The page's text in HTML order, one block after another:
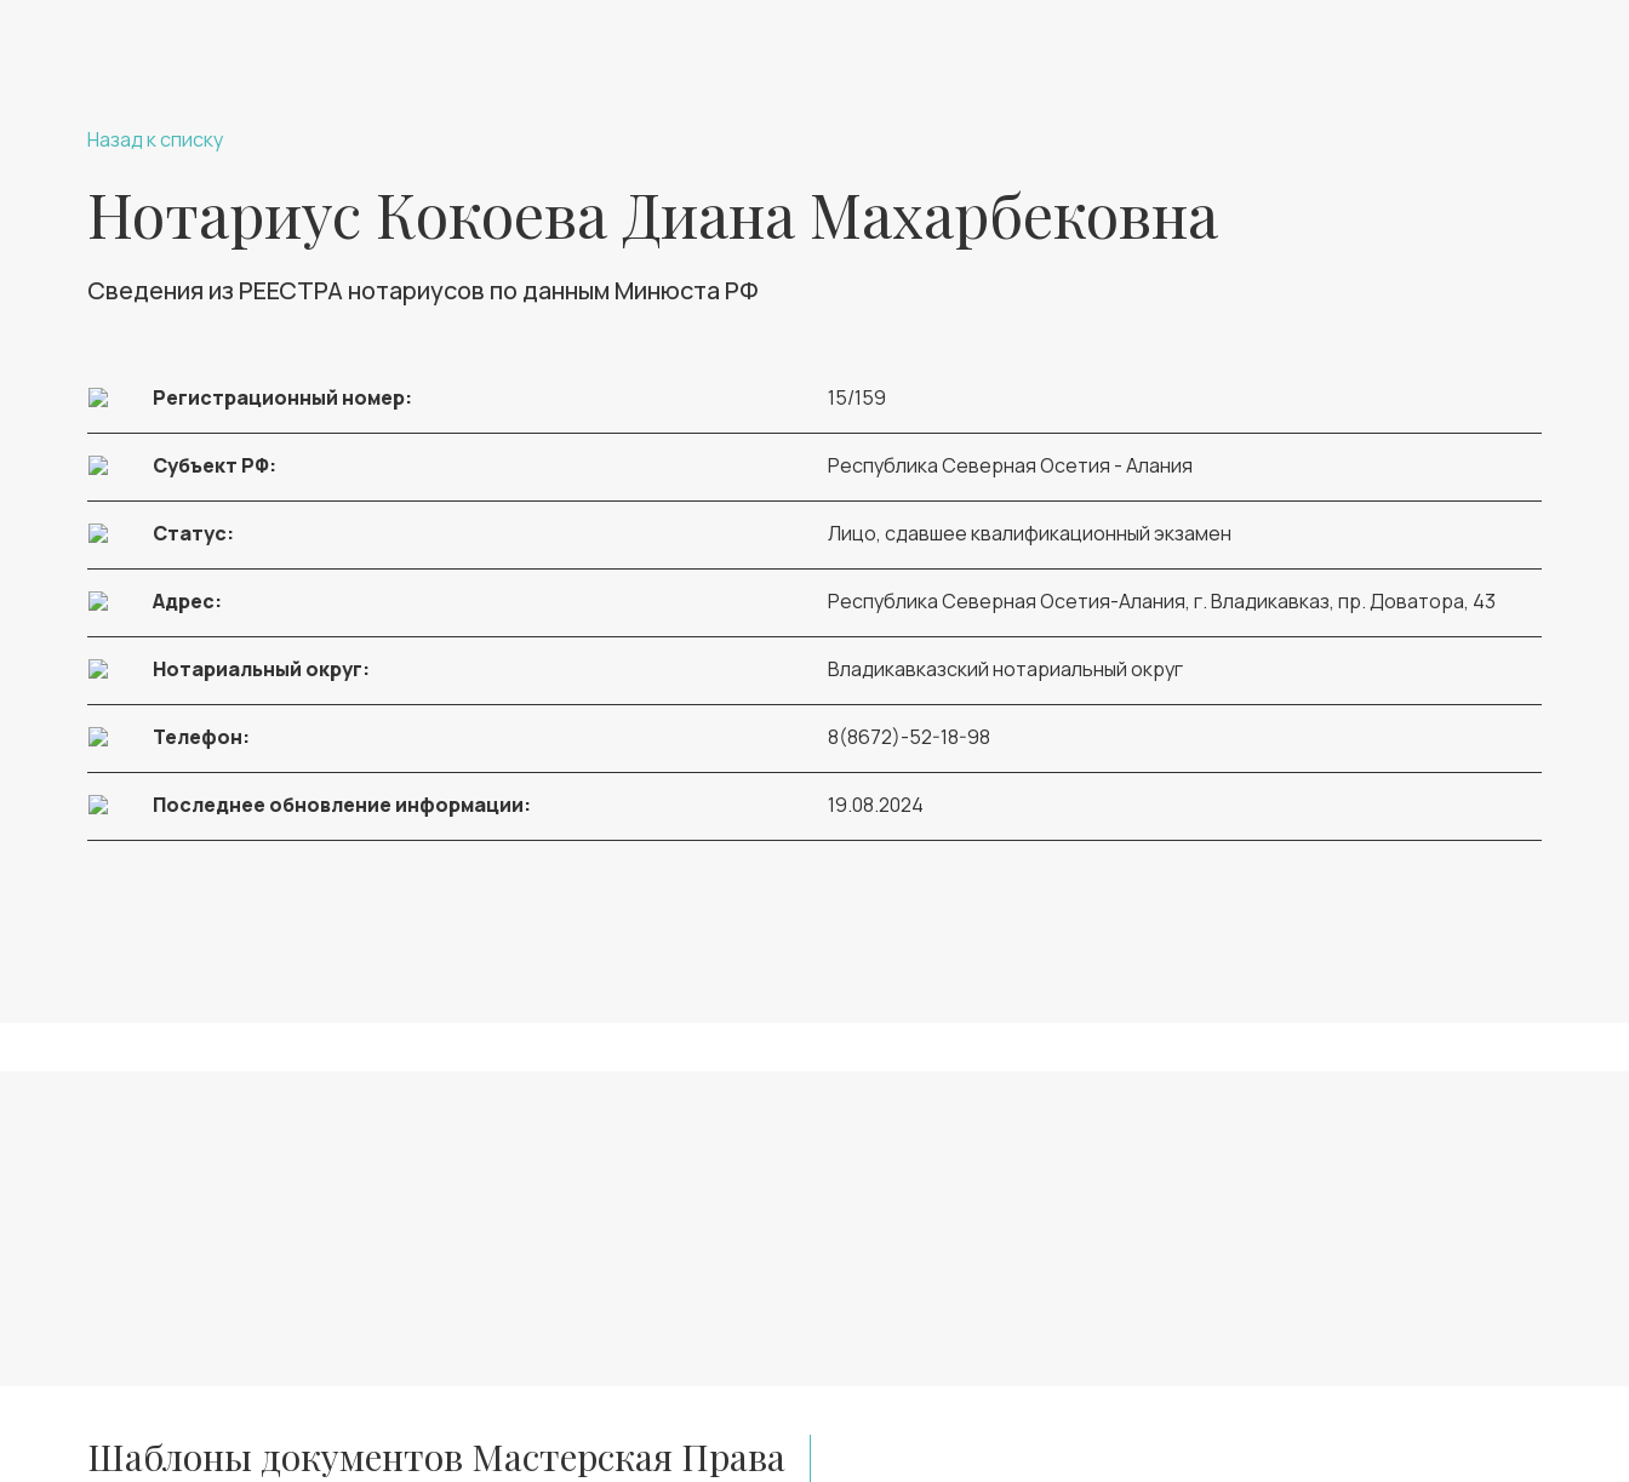
Назад к списку
Нотариус Кокоева Диана Махарбековна
Сведения из РЕЕСТРА нотариусов по данным Минюста РФ
Регистрационный номер: 15/159
Субъект РФ: Республика Северная Осетия - Алания
Статус: Лицо, сдавшее квалификационный экзамен
Адрес: Республика Северная Осетия-Алания, г. Владикавказ, пр. Доватора, 43
Нотариальный округ: Владикавказский нотариальный округ
Телефон: 8(8672)-52-18-98
Последнее обновление информации: 19.08.2024
Шаблоны документов Мастерская Права